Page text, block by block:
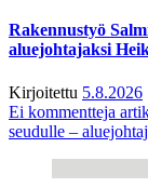
Rakennustyö
aluejohtajaksi
Kirjoitettu 5.8.2026
Ei kommentteja
seudulle –